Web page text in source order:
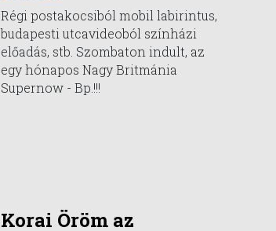
Régi postakocsiból mobil labirintus,
budapesti utcavideoból színházi
előadás, stb. Szombaton indult, az
egy hónapos Nagy Britmánia
Supernow - Bp.!!!
Korai Öröm az